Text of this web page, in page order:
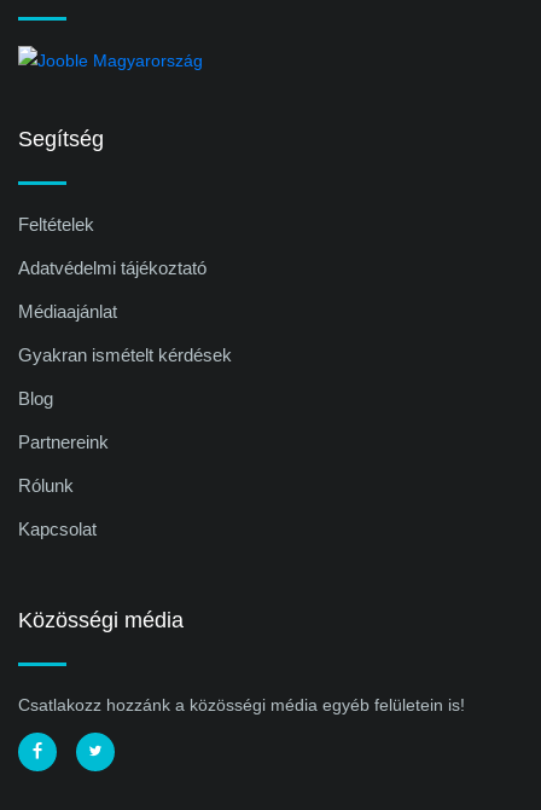
Segítség
Feltételek
Adatvédelmi tájékoztató
Médiaajánlat
Gyakran ismételt kérdések
Blog
Partnereink
Rólunk
Kapcsolat
Közösségi média
Csatlakozz hozzánk a közösségi média egyéb felületein is!